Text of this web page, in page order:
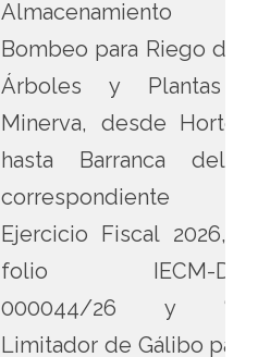
Almacenamiento
Bombeo para Riego de
Árboles y Plantas
Minerva, desde
hasta Barranca del
correspondiente
Ejercicio Fiscal 2026,
folio IECM-
000044/26 y
Limitador de Gálibo para